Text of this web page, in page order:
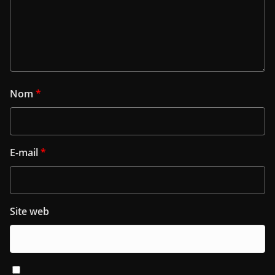
Nom *
E-mail*
Site web